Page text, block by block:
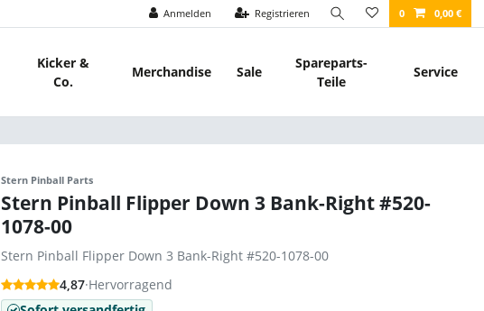
Anmelden Registrieren 0 0,00 €
Kicker &
Co.
Merchandise Sale
Spareparts-
Teile
Service
Stern Pinball Parts
Stern Pinball Flipper Down 3 Bank-Right #520-
1078-00
Stern Pinball Flipper Down 3 Bank-Right #520-1078-00
4,87·Hervorragend